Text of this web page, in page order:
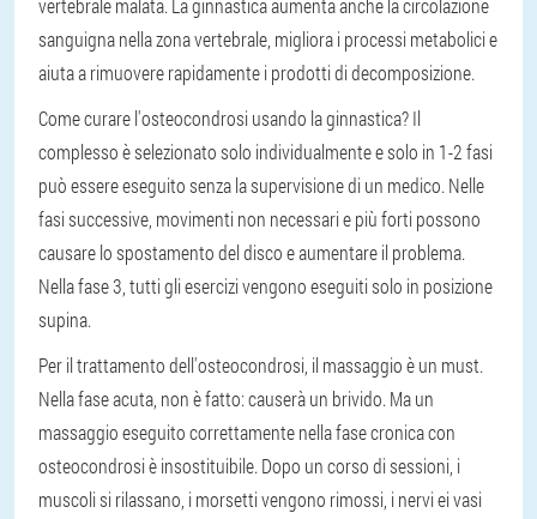
vertebrale malata. La ginnastica aumenta anche la circolazione
sanguigna nella zona vertebrale, migliora i processi metabolici e
aiuta a rimuovere rapidamente i prodotti di decomposizione.
Come curare l'osteocondrosi usando la ginnastica? Il
complesso è selezionato solo individualmente e solo in 1-2 fasi
può essere eseguito senza la supervisione di un medico. Nelle
fasi successive, movimenti non necessari e più forti possono
causare lo spostamento del disco e aumentare il problema.
Nella fase 3, tutti gli esercizi vengono eseguiti solo in posizione
supina.
Per il trattamento dell'osteocondrosi, il massaggio è un must.
Nella fase acuta, non è fatto: causerà un brivido. Ma un
massaggio eseguito correttamente nella fase cronica con
osteocondrosi è insostituibile. Dopo un corso di sessioni, i
muscoli si rilassano, i morsetti vengono rimossi, i nervi ei vasi